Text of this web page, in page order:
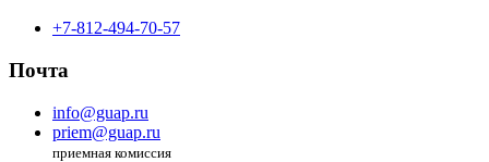
+7-812-494-70-57
Почта
info@guap.ru
priem@guap.ru
приемная комиссия